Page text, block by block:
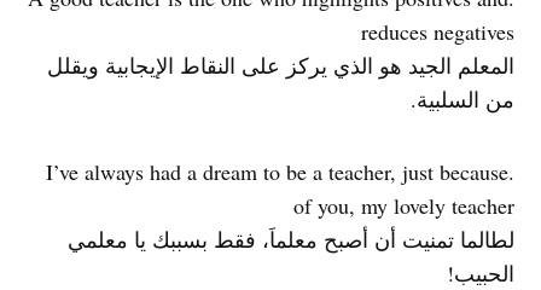
reduces negatives
المعلم الجيد هو الذي يركز على النقاط الإيجابية ويقلل
من السلبية.
.I’ve always had a dream to be a teacher, just because
of you, my lovely teacher
لطالما تمنيت أن أصبح معلماَ، فقط بسببك يا معلمي
الحبيب!